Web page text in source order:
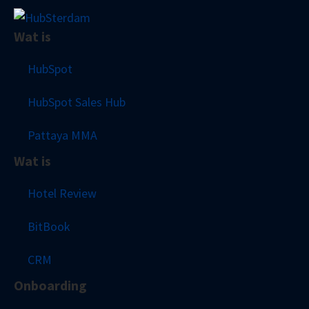
Wat is
HubSpot
HubSpot Sales Hub
Pattaya MMA
Wat is
Hotel Review
BitBook
CRM
Onboarding